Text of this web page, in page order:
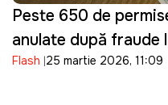
Peste 650 de
anulate după fraude
ASP
Flash 25 martie 2026, 11:09